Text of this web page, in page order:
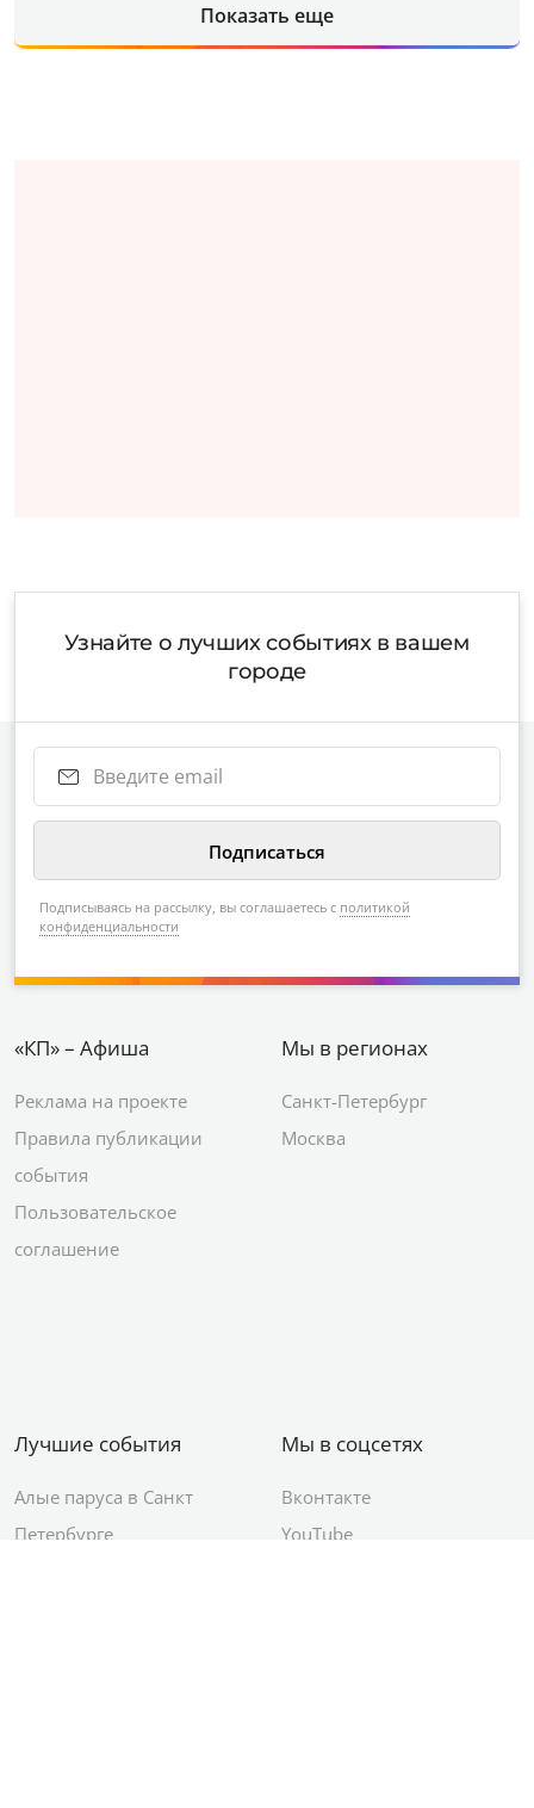
Показать еще
Узнайте о лучших событиях в вашем
городе
Подписываясь на рассылку, вы соглашаетесь с политикой
конфиденциальности
«КП» – Афиша
Реклама на проекте
Правила публикации
события
Пользовательское
соглашение
Мы в регионах
Санкт-Петербург
Москва
Лучшие события
Алые паруса в Санкт
Петербурге
Мы в соцсетях
Вконтакте
YouTube